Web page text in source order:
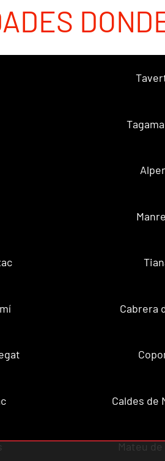
Cabrera
Caldes de
Mateu de